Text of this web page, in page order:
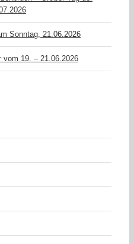
Sonntag, 21.06.2026
vom 19. – 21.06.2026